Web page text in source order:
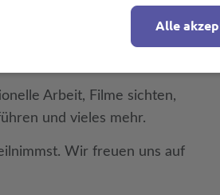
35, 23552 Lübeck
Arbeit, Filme sichten,
und vieles mehr.
Wir freuen uns auf
Alle